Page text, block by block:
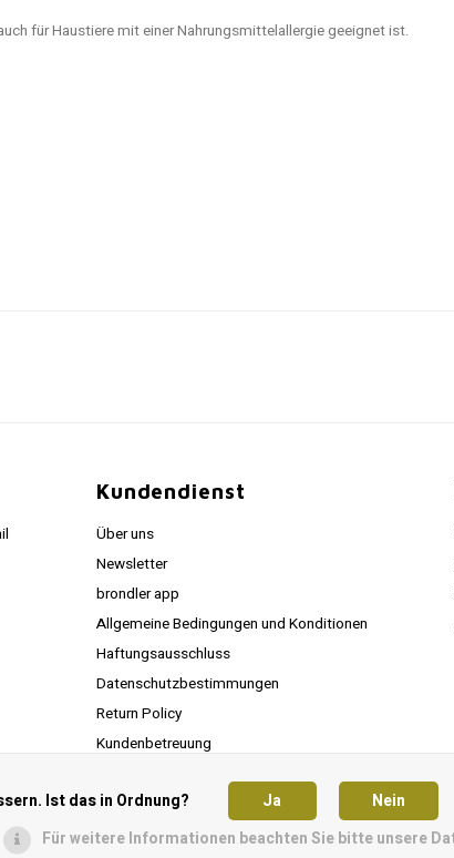
für Haustiere mit einer Nahrungsmittelallergie geeignet ist.
Kundendienst
Über uns
Newsletter
brondler app
Allgemeine Bedingungen und Konditionen
Haftungsausschluss
Datenschutzbestimmungen
Return Policy
Kundenbetreuung
Ist das in Ordnung? Ja
Nein
Für weitere Informationen beachten Sie bitte unsere